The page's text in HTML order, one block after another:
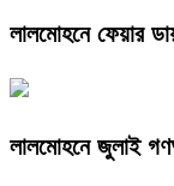
লালমোহনে ফেয়ার
লালমোহনে জুলাই